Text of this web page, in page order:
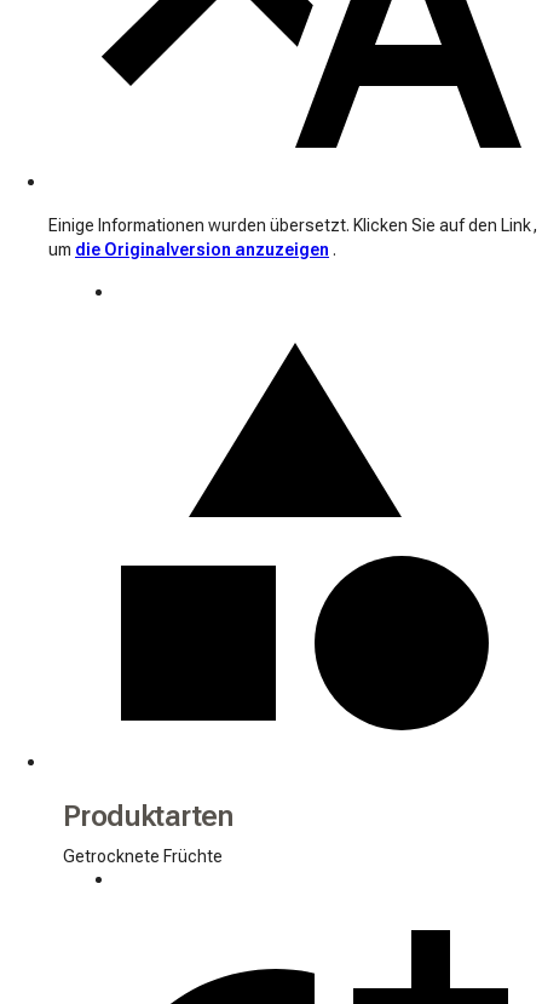
Einige Informationen wurden übersetzt. Klicken Sie auf den Link,
um die Originalversion anzuzeigen .
Produktarten
Getrocknete Früchte